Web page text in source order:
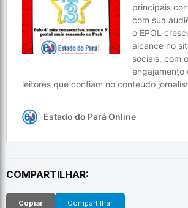
COMPARTILHAR:
Copiar Compartilhar